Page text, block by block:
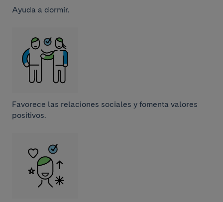
Ayuda a dormir.
Favorece las relaciones sociales y fomenta valores
positivos.